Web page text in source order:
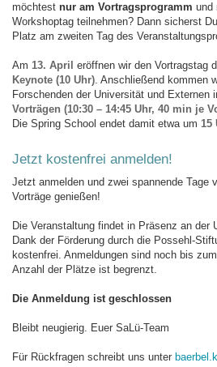
möchtest nur am Vortragsprogramm und
Workshoptag teilnehmen? Dann sicherst
Platz am zweiten Tag des
Am 13. April eröffnen wir den Vortragstag
Keynote (10 Uhr). Anschließend kommen
Forschenden der Universität und Externen
Vorträgen (10:30 – 14:45 Uhr, 40 min je
Die Spring School endet damit etwa um 15
Jetzt kostenfrei anmelden!
Jetzt anmelden und zwei spannende Tage
Vorträge genießen!
Die Veranstaltung findet in Präsenz an der
Dank der Förderung durch die Possehl-
kostenfrei. Anmeldungen sind noch bis zum
Anzahl der Plätze ist begrenzt.
Die Anmeldung ist geschlossen
Bleibt neugierig. Euer SaLü-Team
Für Rückfragen schreibt uns unter